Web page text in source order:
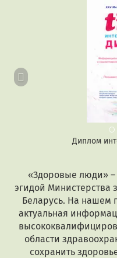
Диплом
«Здоровые люди» –
эгидой Министерства
Беларусь. На нашем
актуальная
области
сохранить